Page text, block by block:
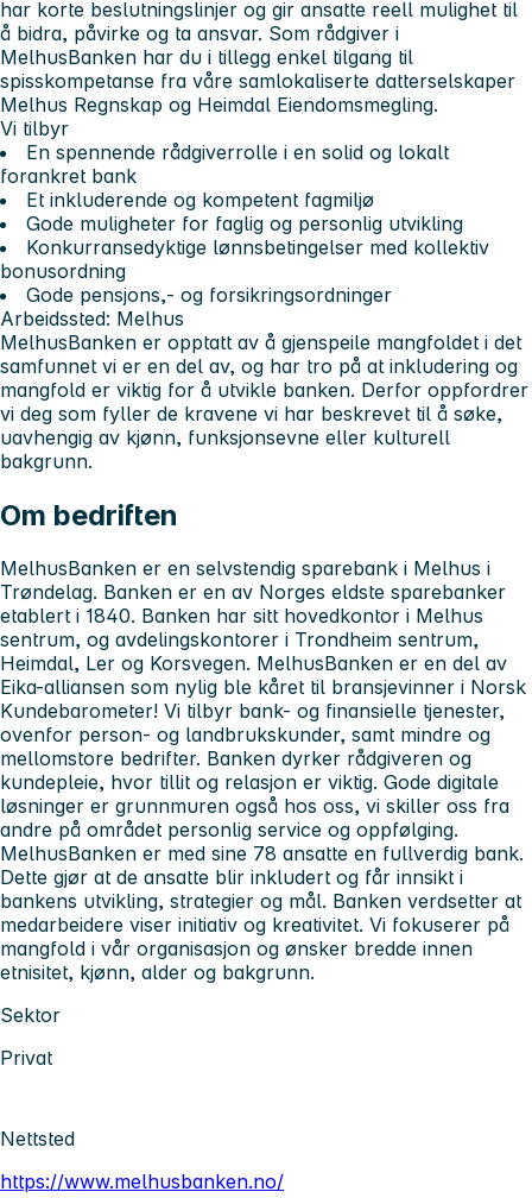
har korte beslutningslinjer og gir ansatte reell mulighet til
å bidra, påvirke og ta ansvar. Som rådgiver i
MelhusBanken har du i tillegg enkel tilgang til
spisskompetanse fra våre samlokaliserte datterselskaper
Melhus Regnskap og Heimdal Eiendomsmegling.
Vi tilbyr
En spennende rådgiverrolle i en solid og lokalt
forankret bank
Et inkluderende og kompetent fagmiljø
Gode muligheter for faglig og personlig utvikling
Konkurransedyktige lønnsbetingelser med kollektiv
bonusordning
Gode pensjons,- og forsikringsordninger
Arbeidssted: Melhus
MelhusBanken er opptatt av å gjenspeile mangfoldet i det
samfunnet vi er en del av, og har tro på at inkludering og
mangfold er viktig for å utvikle banken. Derfor oppfordrer
vi deg som fyller de kravene vi har beskrevet til å søke,
uavhengig av kjønn, funksjonsevne eller kulturell
bakgrunn.
Om bedriften
MelhusBanken er en selvstendig sparebank i Melhus i
Trøndelag. Banken er en av Norges eldste sparebanker
etablert i 1840. Banken har sitt hovedkontor i Melhus
sentrum, og avdelingskontorer i Trondheim sentrum,
Heimdal, Ler og Korsvegen. MelhusBanken er en del av
Eika-alliansen som nylig ble kåret til bransjevinner i Norsk
Kundebarometer! Vi tilbyr bank- og finansielle tjenester,
ovenfor person- og landbrukskunder, samt mindre og
mellomstore bedrifter. Banken dyrker rådgiveren og
kundepleie, hvor tillit og relasjon er viktig. Gode digitale
løsninger er grunnmuren også hos oss, vi skiller oss fra
andre på området personlig service og oppfølging.
MelhusBanken er med sine 78 ansatte en fullverdig bank.
Dette gjør at de ansatte blir inkludert og får innsikt i
bankens utvikling, strategier og mål. Banken verdsetter at
medarbeidere viser initiativ og kreativitet. Vi fokuserer på
mangfold i vår organisasjon og ønsker bredde innen
etnisitet, kjønn, alder og bakgrunn.
Sektor
Privat
Nettsted
https://www.melhusbanken.no/